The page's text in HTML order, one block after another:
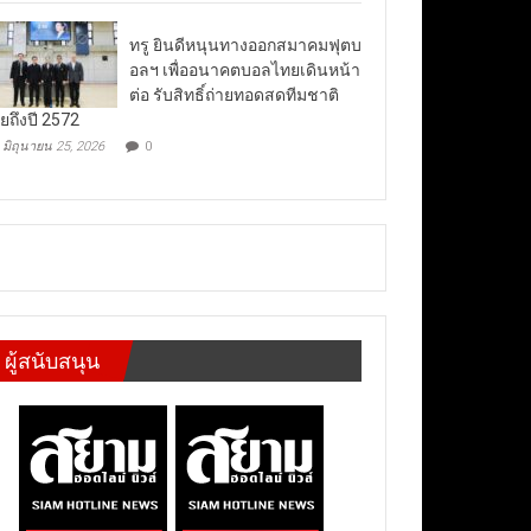
ทรู ยินดีหนุนทางออกสมาคมฟุตบ
อลฯ เพื่ออนาคตบอลไทยเดินหน้า
ต่อ รับสิทธิ์ถ่ายทอดสดทีมชาติ
ถึงปี 2572
มิถุนายน 25, 2026 0
ผู้สนับสนุน